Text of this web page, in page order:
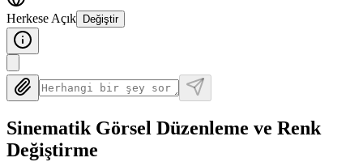
Herkese Açık Değiştir
Sinematik Görsel Düzenleme ve Renk
Değiştirme